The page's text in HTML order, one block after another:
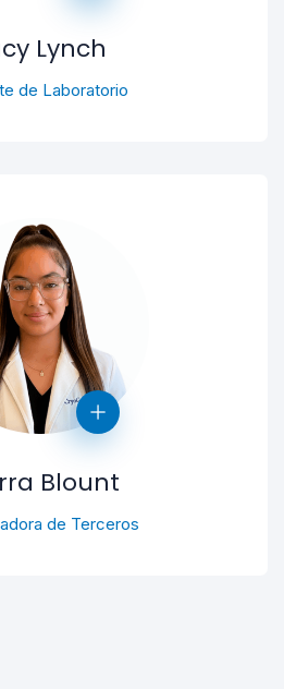
Lynch
de Laboratorio
Blount
de Terceros